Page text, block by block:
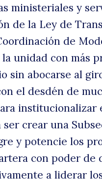
ministeriales y
de la Ley de
de
la unidad con más
sin abocarse al
el desdén de
institucionalizar
ser crear una
y potencie los
con poder
a liderar